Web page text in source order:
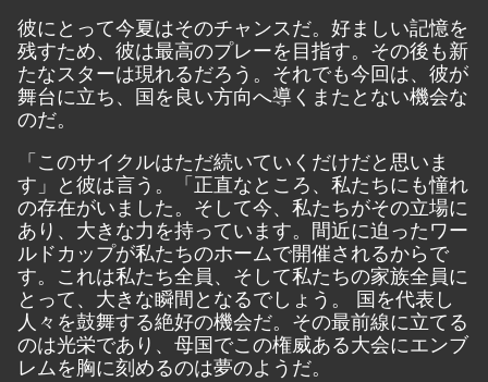
彼にとって今夏はそのチャンスだ。好ましい記憶を
残すため、彼は最高のプレーを目指す。その後も新
たなスターは現れるだろう。それでも今回は、彼が
舞台に立ち、国を良い方向へ導くまたとない機会な
のだ。
「このサイクルはただ続いていくだけだと思いま
す」と彼は言う。「正直なところ、私たちにも憧れ
の存在がいました。そして今、私たちがその立場に
あり、大きな力を持っています。間近に迫ったワー
ルドカップが私たちのホームで開催されるからで
す。これは私たち全員、そして私たちの家族全員に
とって、大きな瞬間となるでしょう。 国を代表し
人々を鼓舞する絶好の機会だ。その最前線に立てる
のは光栄であり、母国でこの権威ある大会にエンブ
レムを胸に刻めるのは夢のようだ。